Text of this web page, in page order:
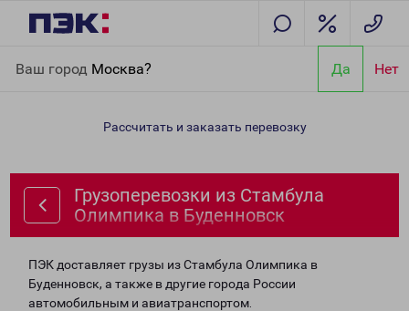
Ваш город Москва? Да Нет
Олимпика в Буденновск
Рассчитать и заказать перевозку
Грузоперевозки из Стамбула
Олимпика в Буденновск
ПЭК доставляет грузы из Стамбула Олимпика в
Буденновск, а также в другие города России
автомобильным и авиатранспортом.